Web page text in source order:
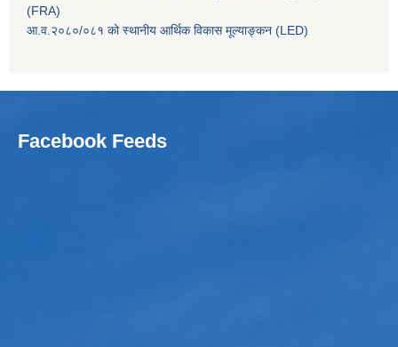
(FRA)
आ.व.२०८०/०८१ को स्थानीय आर्थिक विकास मूल्याङ्कन (LED)
Facebook Feeds